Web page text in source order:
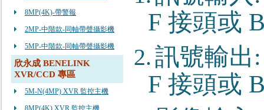
8MP(4K)-帶警報
2MP-中階款-同軸帶聲攝影機
5MP-中階款-同軸帶聲攝影機
欣永成 BENELINK
XVR/CCD 專區
5M-N(4MP) XVR 監控主機
8MP(4K) XVR 監控主機
F 接頭或
2.訊號輸出
F 接頭或